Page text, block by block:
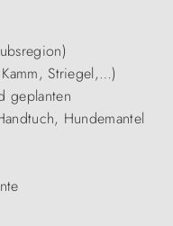
Striegel,…)
geplanten
Hundemantel